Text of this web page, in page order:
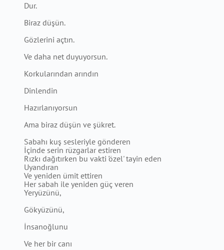
Dur.
Biraz düşün.
Gözlerini açtın.
Ve daha net duyuyorsun.
Korkularından arındın
Dinlendin
Hazırlanıyorsun
Ama biraz düşün ve şükret.
Sabahı kuş sesleriyle gönderen
İçinde serin rüzgarlar estiren
Rızkı dağıtırken bu vakti 'özel' tayin eden
Uyandıran
Ve yeniden ümit ettiren
Her sabah ile yeniden güç veren
Yeryüzünü,
Gökyüzünü,
İnsanoğlunu
Ve her bir canı